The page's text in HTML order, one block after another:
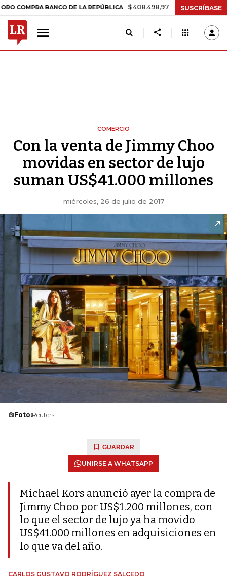
BANCO DE LA REPÚBLICA $ 408.498,97 +$ 8.753,81 +2,19%
SUSCRÍBASE
COMERCIO
Con la venta de Jimmy Choo
movidas en sector de lujo
suman US$41.000 millones
miércoles, 26 de julio de 2017
Foto:Reuters
GUARDAR
UNIRSE A WHATSAPP
Michael Kors anunció ayer la compra de
Jimmy Choo por US$1.200 millones, con
lo que el sector de lujo ya ha movido
US$41.000 millones en adquisiciones en
lo que va del año.
CARLOS GUSTAVO RODRÍGUEZ SALCEDO